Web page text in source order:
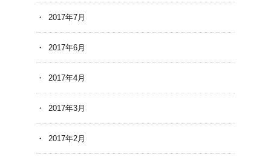
2017年7月
2017年6月
2017年4月
2017年3月
2017年2月